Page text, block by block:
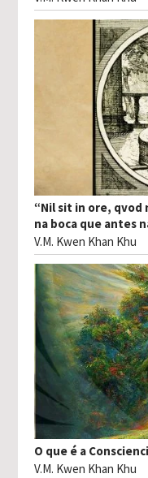
“Nil sit in ore, qvod
na boca que antes
V.M. Kwen Khan Khu
O que é a
V.M. Kwen Khan Khu